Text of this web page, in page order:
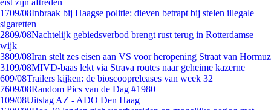
eist zijn aftreden
1709/08Inbraak bij Haagse politie: dieven betrapt bij stelen illegale
sigaretten
2809/08Nachtelijk gebiedsverbod brengt rust terug in Rotterdamse
wijk
3809/08Iran stelt zes eisen aan VS voor heropening Straat van Hormuz
3109/08MIVD-baas lekt via Strava routes naar geheime kazerne
609/08Trailers kijken: de bioscoopreleases van week 32
7609/08Random Pics van de Dag #1980
109/08Uitslag AZ - ADO Den Haag